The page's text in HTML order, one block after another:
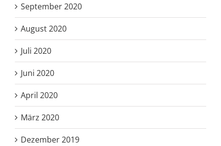
September 2020
August 2020
Juli 2020
Juni 2020
April 2020
März 2020
Dezember 2019